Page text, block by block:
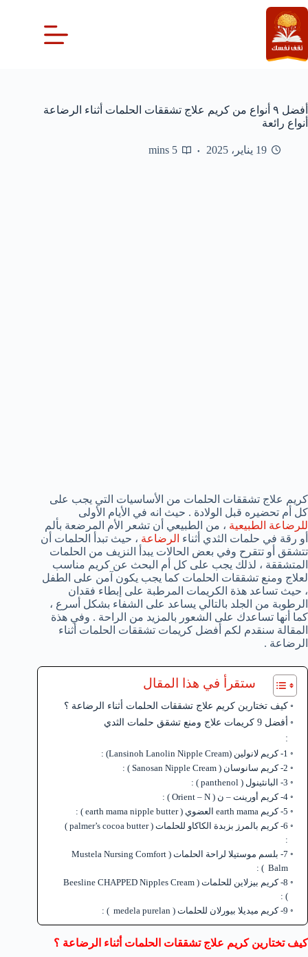
التجاوز
إلى
المحتوى
أفضل ٩ أنواع من كريم علاج تشققات الحلمات أثناء الرضاعة
أنواع رائعة
19 يناير، 2025 5 mins
كريم علاج تشققات الحلمات من الأساسيات التي يجب على
كل أم تحضيره قبل الولادة . حيث انه في الأيام الأولى
للرضاعة الطبيعية ، من الطبيعي أن تشعر الأم المرضعة بألم
أو رقة في حلمات الثدي أثناء الرضاعة ، حيث تبدأ الحلمات أن
تتشقق أو تتقرح وفي بعض الحالات يبدأ النزيف من الحلمات
المتشققة ، لذلك يجب على كل أم البحث عن كريم مناسب
لعلاج ومنع تشققات الحلمات كما يجب يكون آمن على الطفل
، حيث تساعد هذة الكريمات المرطبة على إبطاء فقدان
الرطوبة من الجلد بالتالي يساعد على الشفاء بشكل أسرع ،
كما أنها تساعدك على الشعور بالمزيد من الراحة . وفي هذة
المقالة سنقدم لكم أفضل كريمات تشققات الحلمات أثناء
الرضاعة .
ستقرأ في هذا المقال
كيف تختارين كريم علاج تشققات الحلمات أثناء الرضاعة ؟
أفضل 9 كريمات علاج ومنع تشقق حلمات الثدي
:
1- كريم لانولين (Lansinoh Lanolin Nipple Cream) :
2- كريم سانوسان ( Sanosan Nipple Cream ) :
3- البانثينول ( panthenol ) :
4- كريم أورينت – ن ( Orient – N ) :
5- كريم earth mama العضوي ( earth mama nipple butter ) :
6- كريم بالمرز بزبدة الكاكاو للحلمات ( palmer’s cocoa butter )
:
7- بلسم موستيلا لراحة الحلمات ( Mustela Nursing Comfort
Balm ) :
8- كريم بيزلاين للحلمات ( Beesline CHAPPED Nipples Cream
) :
9- كريم ميديلا بيورلان للحلمات ( medela purelan ) :
كيف تختارين كريم علاج تشققات الحلمات أثناء الرضاعة ؟